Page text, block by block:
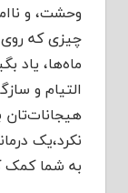
وحشت، و
چیزی که روی
ماه‌ها، یاد
التیام و
هیجانات‌تان
نکرد،یک
به شما کمک